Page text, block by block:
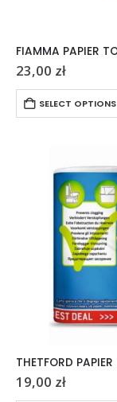
23,00 zł
SELECT OPTIONS
19,00 zł